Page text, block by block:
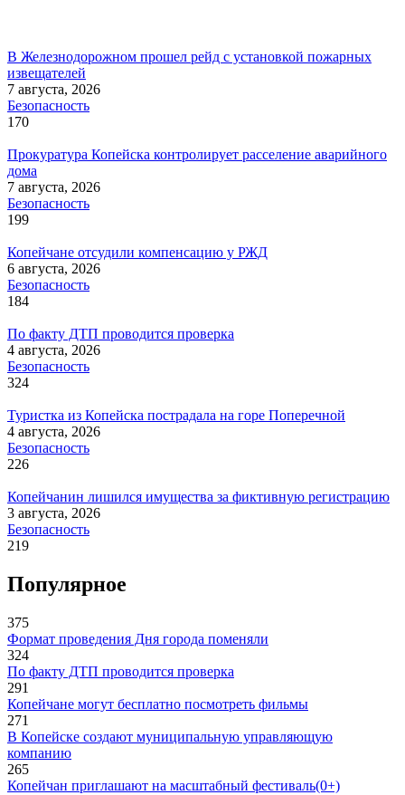
В Железнодорожном прошел рейд с установкой пожарных
извещателей
7 августа, 2026
Безопасность
170
Прокуратура Копейска контролирует расселение аварийного
дома
7 августа, 2026
Безопасность
199
Копейчане отсудили компенсацию у РЖД
6 августа, 2026
Безопасность
184
По факту ДТП проводится проверка
4 августа, 2026
Безопасность
324
Туристка из Копейска пострадала на горе Поперечной
4 августа, 2026
Безопасность
226
Копейчанин лишился имущества за фиктивную регистрацию
3 августа, 2026
Безопасность
219
Популярное
375
Формат проведения Дня города поменяли
324
По факту ДТП проводится проверка
291
Копейчане могут бесплатно посмотреть фильмы
271
В Копейске создают муниципальную управляющую
компанию
265
Копейчан приглашают на масштабный фестиваль(0+)